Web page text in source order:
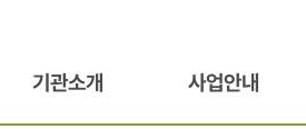
기관소개 사업안내